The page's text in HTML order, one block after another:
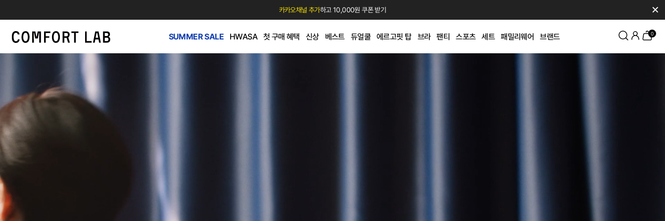
카카오채널 추가하고 10,000원 쿠폰 받기 ✕
SUMMER SALE HWASA 첫 구매 혜택 신상 베스트 듀얼쿨 에르고핏 탑 브라 팬티 스포츠 세트 패밀리웨어 브랜드 0